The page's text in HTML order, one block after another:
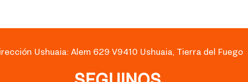
Ushuaia: Alem 629 V9410 Ushuaia, Tierra del Fuego